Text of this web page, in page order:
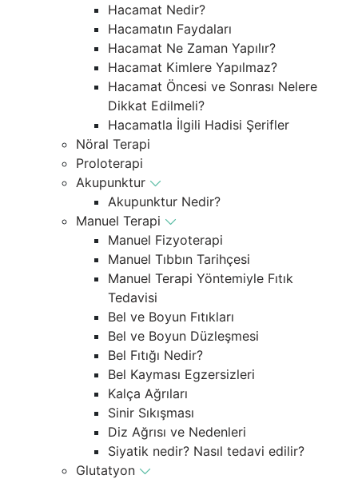
Hacamat Nedir?
Hacamatın Faydaları
Hacamat Ne Zaman Yapılır?
Hacamat Kimlere Yapılmaz?
Hacamat Öncesi ve Sonrası Nelere
Dikkat Edilmeli?
Hacamatla İlgili Hadisi Şerifler
Nöral Terapi
Proloterapi
Akupunktur
Akupunktur Nedir?
Manuel Terapi
Manuel Fizyoterapi
Manuel Tıbbın Tarihçesi
Manuel Terapi Yöntemiyle Fıtık
Tedavisi
Bel ve Boyun Fıtıkları
Bel ve Boyun Düzleşmesi
Bel Fıtığı Nedir?
Bel Kayması Egzersizleri
Kalça Ağrıları
Sinir Sıkışması
Diz Ağrısı ve Nedenleri
Siyatik nedir? Nasıl tedavi edilir?
Glutatyon